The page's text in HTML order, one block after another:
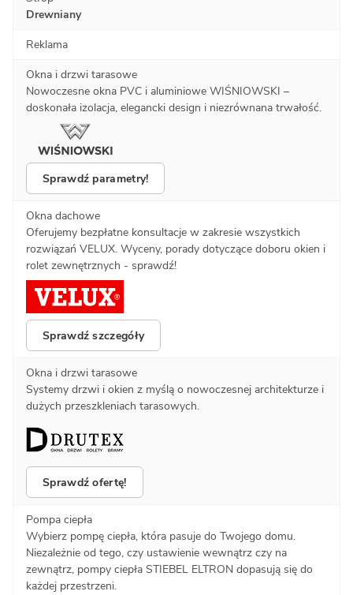
Drewniany
Reklama
Okna i drzwi tarasowe
Nowoczesne okna PVC i aluminiowe WIŚNIOWSKI –
doskonała izolacja, elegancki design i niezrównana trwałość.
Sprawdź parametry!
Okna dachowe
Oferujemy bezpłatne konsultacje w zakresie wszystkich
rozwiązań VELUX. Wyceny, porady dotyczące doboru okien i
rolet zewnętrznych - sprawdź!
Sprawdź szczegóły
Okna i drzwi tarasowe
Systemy drzwi i okien z myślą o nowoczesnej architekturze i
dużych przeszkleniach tarasowych.
Sprawdź ofertę!
Pompa ciepła
Wybierz pompę ciepła, która pasuje do Twojego domu.
Niezależnie od tego, czy ustawienie wewnątrz czy na
zewnątrz, pompy ciepła STIEBEL ELTRON dopasują się do
każdej przestrzeni.